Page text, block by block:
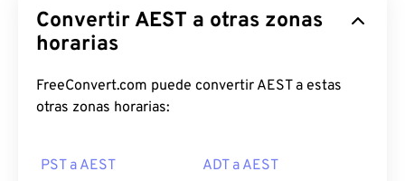
Convertir AEST a otras zonas
horarias
FreeConvert.com puede convertir AEST a estas
otras zonas horarias:
PST a AEST ADT a AEST